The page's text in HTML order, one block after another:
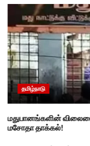
தமிழ்நாடு
மதுபானங்களின் விலையை
மசோதா தாக்கல்!